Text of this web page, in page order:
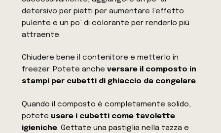
detersivo per piatti per aumentare l’effetto
pulente e un po’ di colorante per renderlo più
attraente.
Chiudere bene il contenitore e metterlo in
freezer. Potete ancheversare il composto in
stampi per cubetti di ghiaccio da congelare.
Quando il composto è completamente solido,
potete usare i cubetti come tavolette
igieniche. Gettate una pastiglia nella tazza e